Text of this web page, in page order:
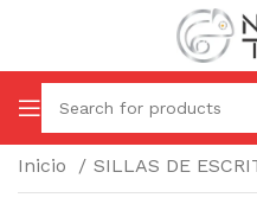
Inicio SILLAS DE